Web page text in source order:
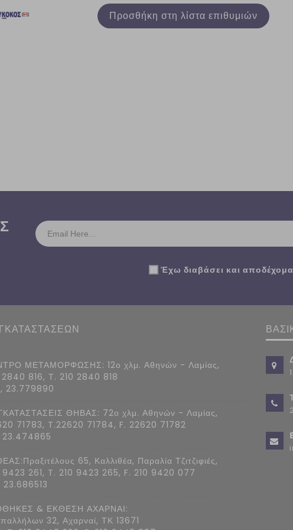
Προσθήκη στη λίστα επιθυμιών
Έχω διαβάσει και
ΜΕΤΑΜΟΡΦΩΣΗΣ: 12ο χλμ. Αθηνών - Λαμίας,
816, Τ. 210 2840 818
23.779890
ΘΗΒΑΣ: 72ο χλμ. Αθηνών - Λαμίας,
71783, T.22620 71784, F. 22620 71782
23.474865
65, Καλλιθέα, Παραλία Τζιτζιφιές,
261, T. 210 9423 265, F. 210 9420 077
23.686513
& ΕΚΘΕΣΗ ΑΧΑΡΝΑΙ:
32, Αχαρναί, ΤΚ 13671